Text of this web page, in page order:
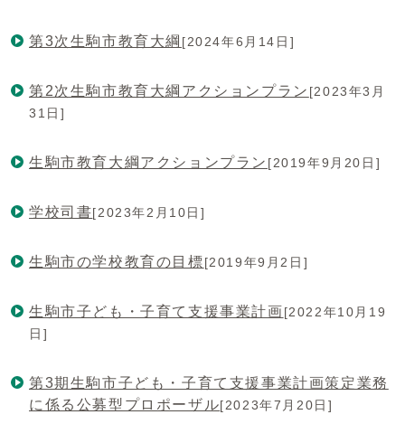
第3次生駒市教育大綱 [2024年6月14日]
第2次生駒市教育大綱アクションプラン [2023年3月
31日]
生駒市教育大綱アクションプラン [2019年9月20日]
学校司書[2023年2月10日]
生駒市の学校教育の目標[2019年9月2日]
生駒市子ども・子育て支援事業計画[2022年10月19
日]
第3期生駒市子ども・子育て支援事業計画策定業務
に係る公募型プロポーザル[2023年7月20日]